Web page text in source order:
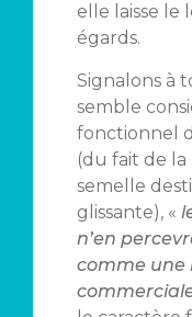
elle laisse le
égards.
Signalons à
semble
fonctionnel
(du fait de
semelle
glissante), «
n’en
comme une